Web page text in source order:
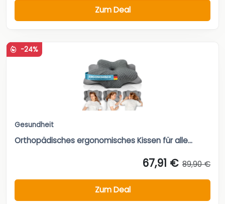
Zum Deal
-24%
Gesundheit
Orthopädisches ergonomisches Kissen für alle...
67,91 € 89,90 €
Zum Deal